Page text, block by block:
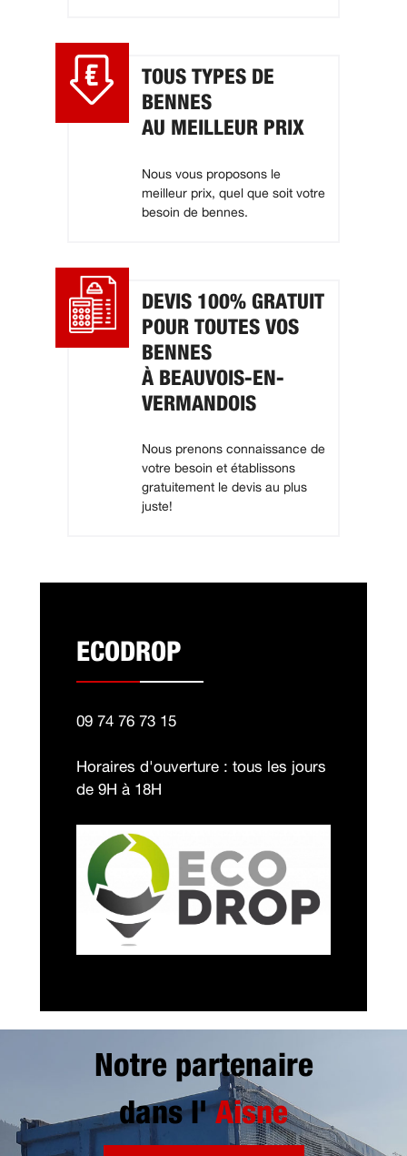
TOUS TYPES DE
BENNES
AU MEILLEUR PRIX
Nous vous proposons le
meilleur prix, quel que soit votre
besoin de bennes.
DEVIS 100% GRATUIT
POUR TOUTES VOS
BENNES
À BEAUVOIS-EN-
VERMANDOIS
Nous prenons connaissance de
votre besoin et établissons
gratuitement le devis au plus
juste!
ECODROP
09 74 76 73 15
Horaires d'ouverture : tous les jours
de 9H à 18H
Notre partenaire
dans l'Aisne